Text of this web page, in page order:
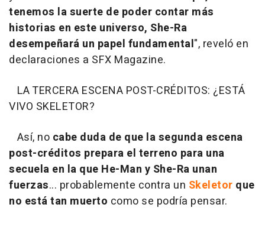
tenemos la suerte de poder contar más
historias en este universo, She-Ra
desempeñará un papel fundamental", reveló en
declaraciones a SFX Magazine.
LA TERCERA ESCENA POST-CRÉDITOS: ¿ESTÁ
VIVO SKELETOR?
Así, no cabe duda de que la segunda escena
post-créditos prepara el terreno para una
secuela en la que He-Man y She-Ra unan
fuerzas... probablemente contra un Skeletor que
no está tan muerto como se podría pensar.